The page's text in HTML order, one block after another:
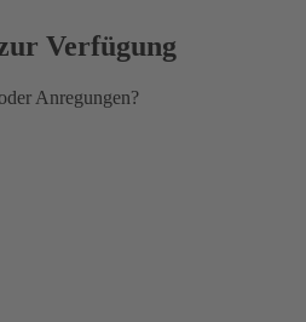
Verfügung
Anregungen?